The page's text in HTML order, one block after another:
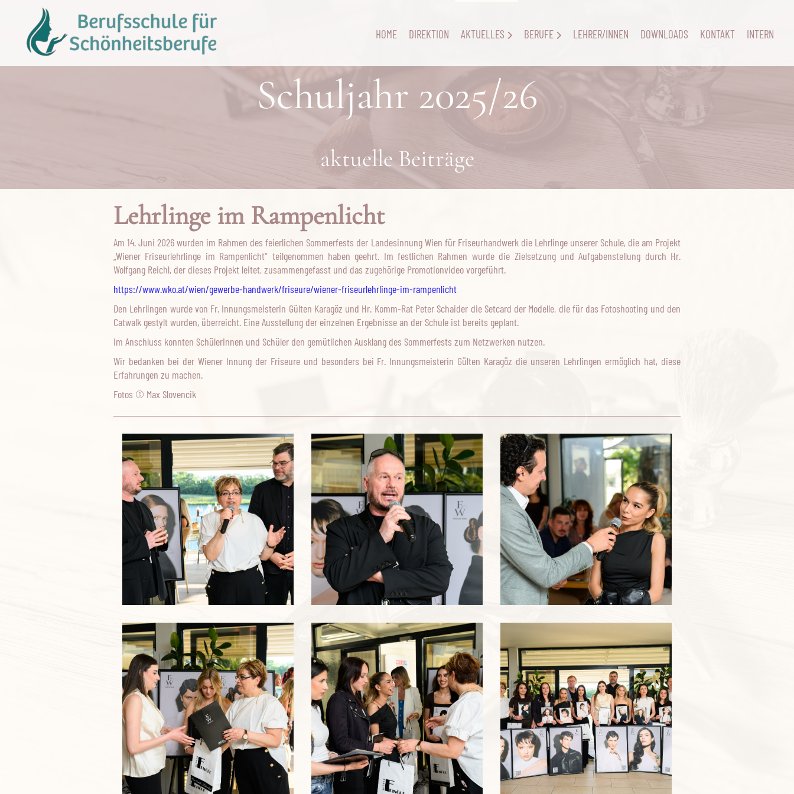
HOME DIREKTION AKTUELLES BERUFE LEHRER/INNEN DOWNLOADS KONTAKT INTERN
Schuljahr 2025/26
aktuelle Beiträge
Lehrlinge im Rampenlicht
Am 14. Juni 2026 wurden im Rahmen des feierlichen Sommerfests der Landesinnung Wien für Friseurhandwerk die Lehrlinge unserer Schule, die am Projekt
„Wiener Friseurlehrlinge im Rampenlicht“ teilgenommen haben geehrt. Im festlichen Rahmen wurde die Zielsetzung und Aufgabenstellung durch Hr.
Wolfgang Reichl, der dieses Projekt leitet, zusammengefasst und das zugehörige Promotionvideo vorgeführt.
https://www.wko.at/wien/gewerbe-handwerk/friseure/wiener-friseurlehrlinge-im-rampenlicht
Den Lehrlingen wurde von Fr. Innungsmeisterin Gülten Karagöz und Hr. Komm-Rat Peter Schaider die Setcard der Modelle, die für das Fotoshooting und den
Catwalk gestylt wurden, überreicht. Eine Ausstellung der einzelnen Ergebnisse an der Schule ist bereits geplant.
Im Anschluss konnten Schülerinnen und Schüler den gemütlichen Ausklang des Sommerfests zum Netzwerken nutzen.
Wir bedanken bei der Wiener Innung der Friseure und besonders bei Fr. Innungsmeisterin Gülten Karagöz die unseren Lehrlingen ermöglich hat, diese
Erfahrungen zu machen.
Fotos © Max Slovencik